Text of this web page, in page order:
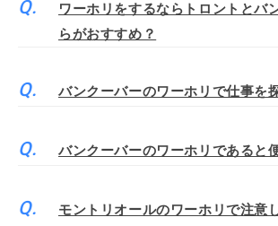
ワーホリをするならトロントとバ
らがおすすめ？
バンクーバーのワーホリで仕事を
バンクーバーのワーホリであると
モントリオールのワーホリで注意